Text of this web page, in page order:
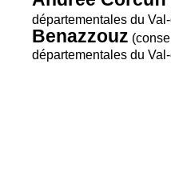
départementales du
Benazzouz
départementales du